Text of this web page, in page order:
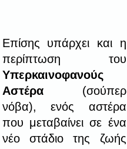
Επίσης υπάρχει και η
περίπτωση του
Υπερκαινοφανούς
Αστέρα(σούπερ
νόβα),
ενός αστέρα
που μεταβαίνει σε ένα
νέο στάδιο της ζωής